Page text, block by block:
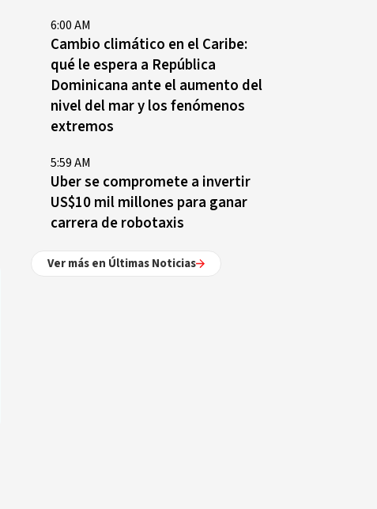
6:00 AM
Cambio climático en el Caribe:
qué le espera a República
Dominicana ante el aumento del
nivel del mar y los fenómenos
extremos
5:59 AM
Uber se compromete a invertir
US$10 mil millones para ganar
carrera de robotaxis
Ver más en Últimas Noticias